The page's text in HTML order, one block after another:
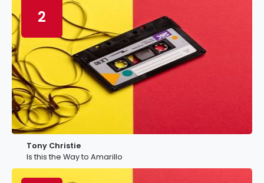
2
Tony Christie
Is this the Way to Amarillo